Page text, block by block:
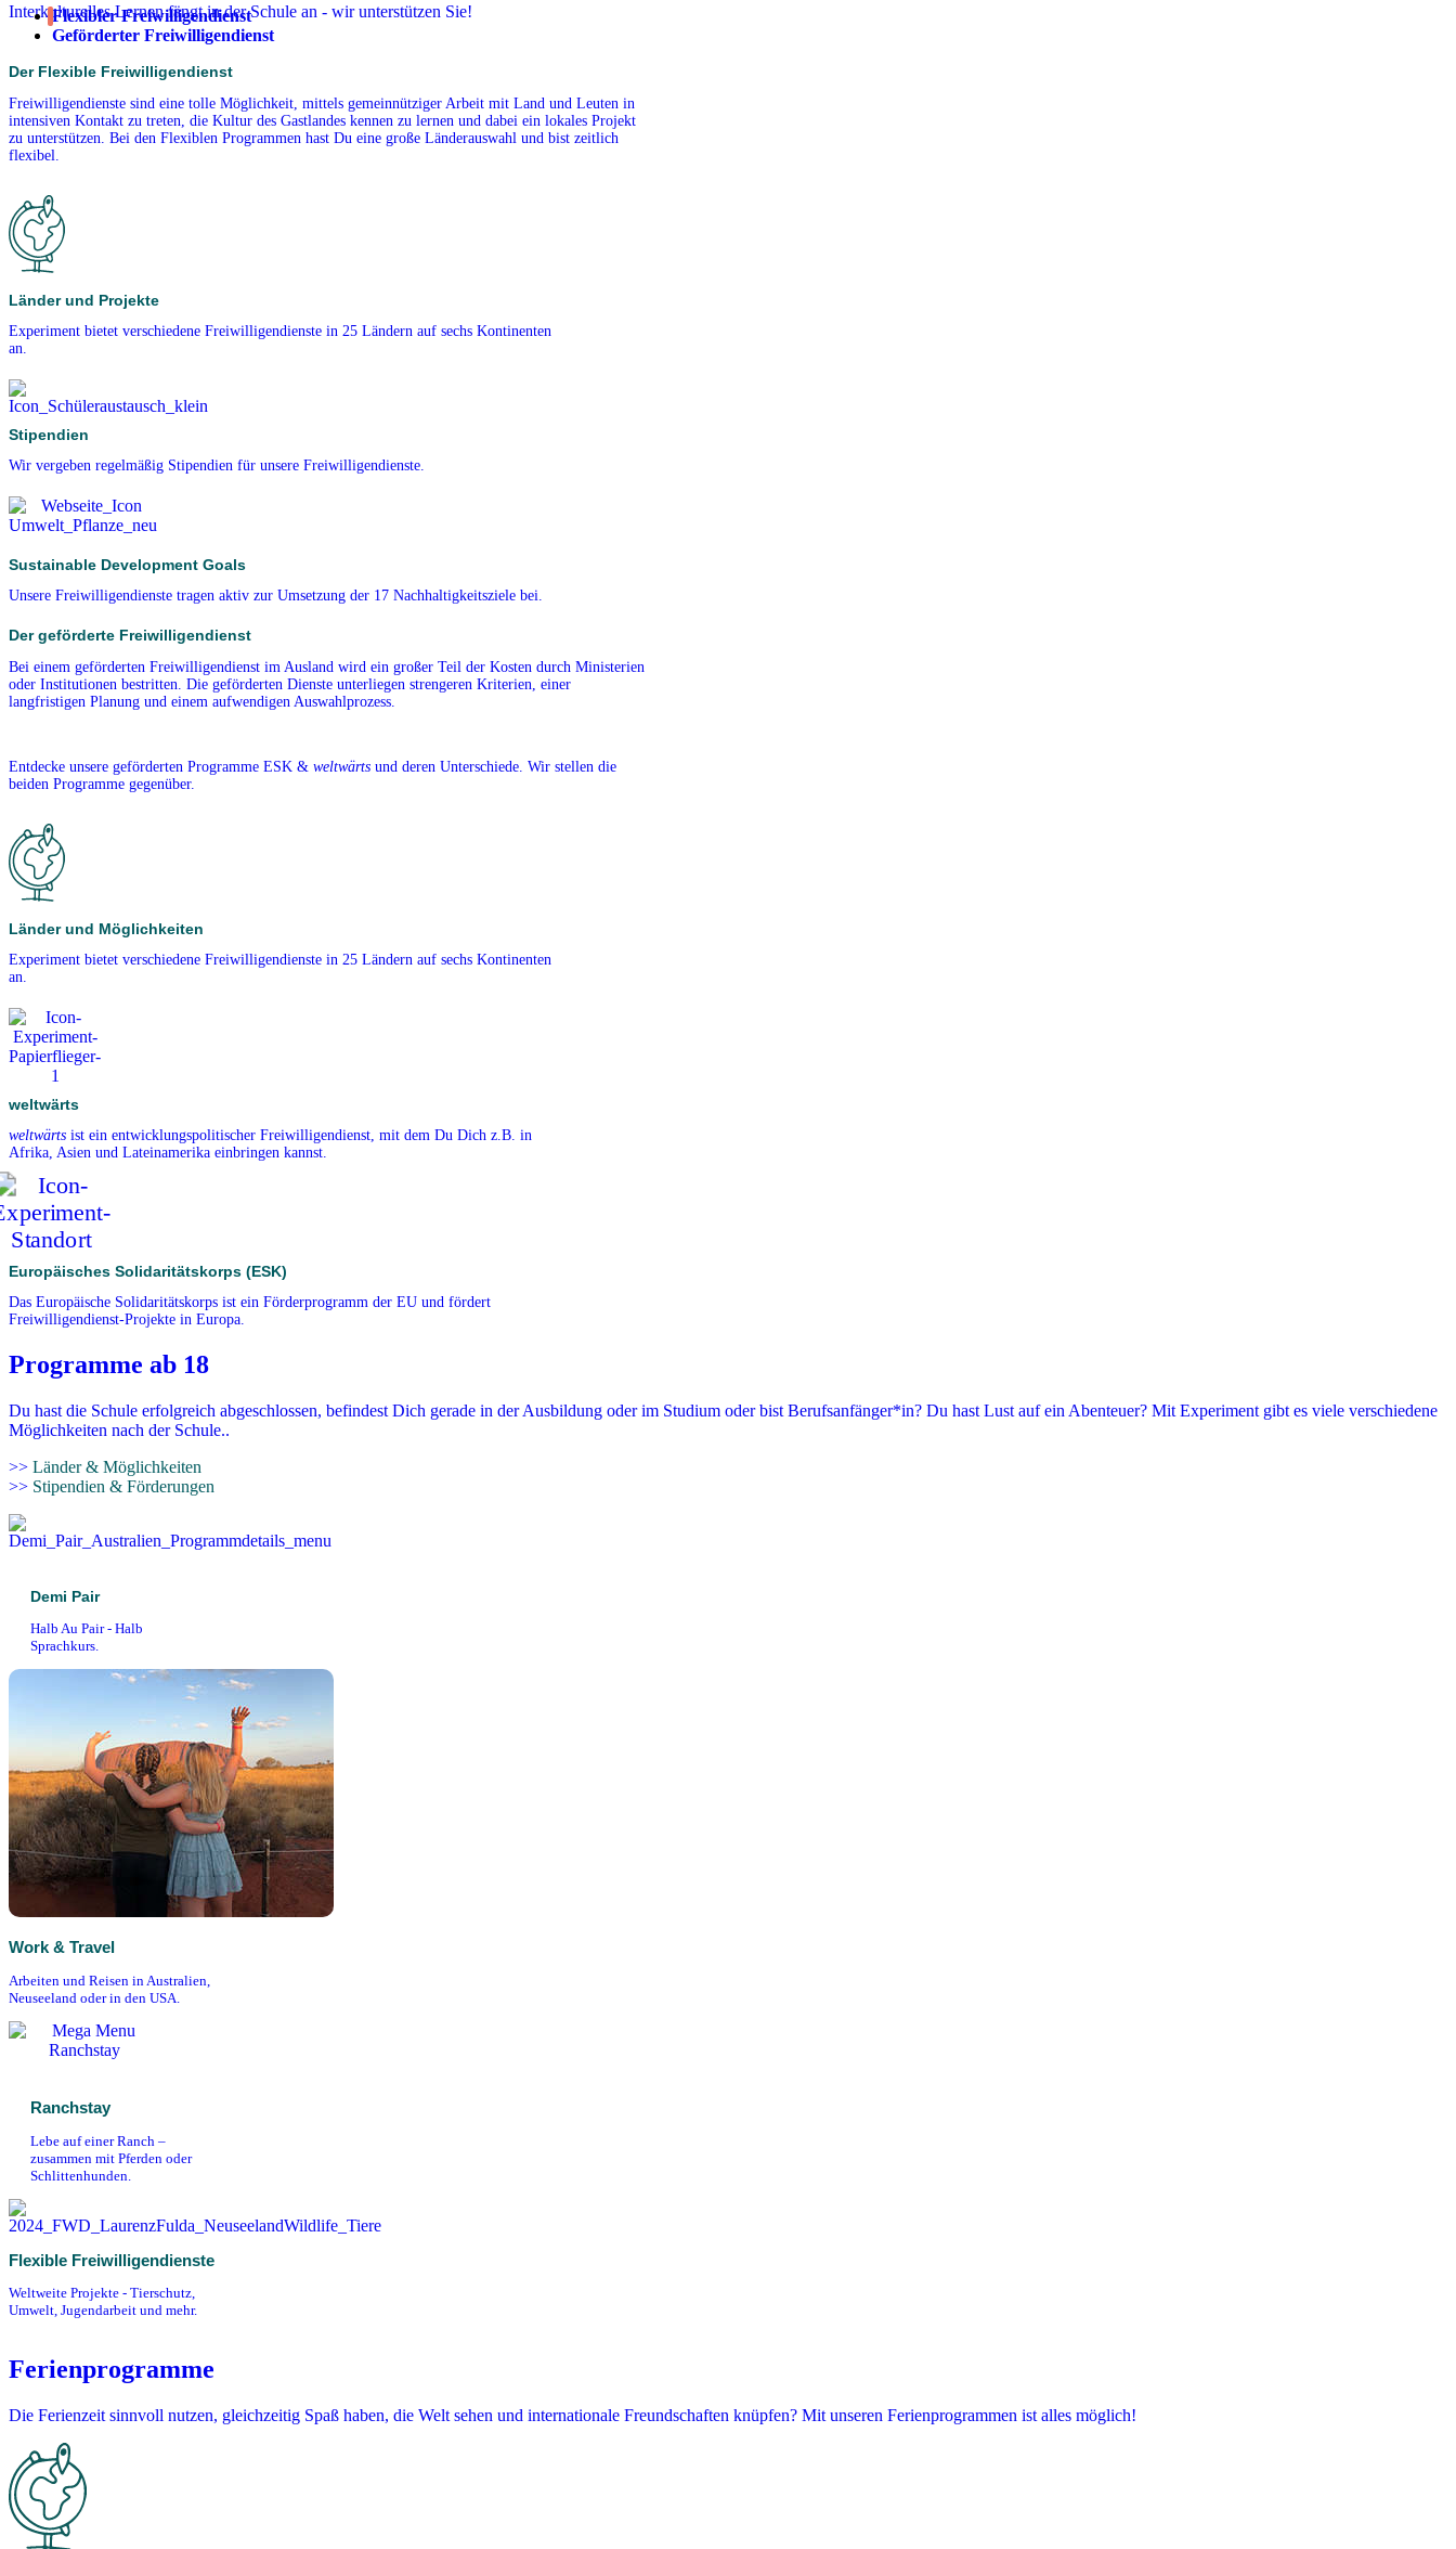
Interkulturelles Lernen fängt in der Schule an - wir unterstützen Sie!
Flexibler Freiwilligendienst
Geförderter Freiwilligendienst
Der Flexible Freiwilligendienst
Freiwilligendienste sind eine tolle Möglichkeit, mittels gemeinnütziger Arbeit mit Land und Leuten in
intensiven Kontakt zu treten, die Kultur des Gastlandes kennen zu lernen und dabei ein lokales Projekt
zu unterstützen. Bei den Flexiblen Programmen hast Du eine große Länderauswahl und bist zeitlich
flexibel.
Länder und Projekte
Experiment bietet verschiedene Freiwilligendienste in 25 Ländern auf sechs Kontinenten
an.
Stipendien
Wir vergeben regelmäßig Stipendien für unsere Freiwilligendienste.
Sustainable Development Goals
Unsere Freiwilligendienste tragen aktiv zur Umsetzung der 17 Nachhaltigkeitsziele bei.
Der geförderte Freiwilligendienst
Bei einem geförderten Freiwilligendienst im Ausland wird ein großer Teil der Kosten durch Ministerien
oder Institutionen bestritten. Die geförderten Dienste unterliegen strengeren Kriterien, einer
langfristigen Planung und einem aufwendigen Auswahlprozess.
Entdecke unsere geförderten Programme ESK & weltwärts und deren Unterschiede. Wir stellen die
beiden Programme gegenüber.
Länder und Möglichkeiten
Experiment bietet verschiedene Freiwilligendienste in 25 Ländern auf sechs Kontinenten
an.
weltwärts
weltwärts ist ein entwicklungspolitischer Freiwilligendienst, mit dem Du Dich z.B. in
Afrika, Asien und Lateinamerika einbringen kannst.
Europäisches Solidaritätskorps (ESK)
Das Europäische Solidaritätskorps ist ein Förderprogramm der EU und fördert
Freiwilligendienst-Projekte in Europa.
Programme ab 18
Du hast die Schule erfolgreich abgeschlossen, befindest Dich gerade in der Ausbildung oder im Studium oder bist Berufsanfänger*in? Du hast Lust auf ein Abenteuer? Mit Experiment gibt es viele verschiedene
Möglichkeiten nach der Schule..
>> Länder & Möglichkeiten
>> Stipendien & Förderungen
Demi Pair
Halb Au Pair - Halb
Sprachkurs.
Work & Travel
Arbeiten und Reisen in Australien,
Neuseeland oder in den USA.
Ranchstay
Lebe auf einer Ranch –
zusammen mit Pferden oder
Schlittenhunden.
Flexible Freiwilligendienste
Weltweite Projekte - Tierschutz,
Umwelt, Jugendarbeit und mehr.
Ferienprogramme
Die Ferienzeit sinnvoll nutzen, gleichzeitig Spaß haben, die Welt sehen und internationale Freundschaften knüpfen? Mit unseren Ferienprogrammen ist alles möglich!